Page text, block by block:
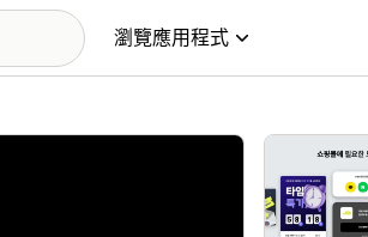
瀏覽應用程式